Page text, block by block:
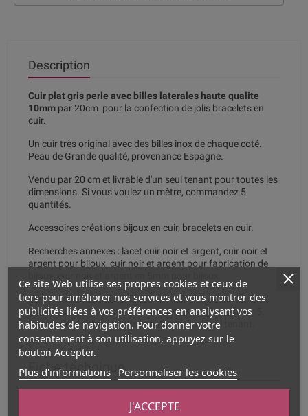
Description
Cuir plat gris perle avec billes laterales haute qualite
10mm par 20cm pour la confection de jolis bracelets en
cuir.
Un cuir très original avec des billes inox de chaque coté.
Peau de Grande qualité, provenance Espagne.
Vendu par 20 cm et livrable d'un seul tenant pour toutes les
dimensions. Si vous voulez un mètre, commandez 5
quantités.
Accessoires créations bijoux en cuir, bracelets en cuir.
Recherches annexes : lacet cuir noir et argent, cuir noir et
argent pour bijoux, cuir noir et argent pour fabrication de
Les quantités sont exprimées en multiples de 20 cm. Si
vous souhaitez commander 1 m il vous suffit de saisir 5.
La longueur achetée vous sera livrée d’un seul tenant.
Fiche technique
Cuir Véritable
Ce site Web utilise ses propres cookies et ceux de
tiers pour améliorer nos services et vous montrer des
publicités liées à vos préférences en analysant vos
habitudes de navigation. Pour donner votre
consentement à son utilisation, appuyez sur le
bouton Accepter.
Plus d'informations Personnaliser les cookies
J'ACCEPTE